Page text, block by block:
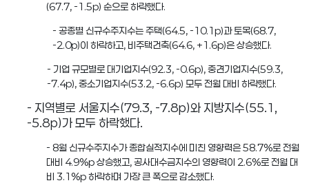
(67.7, -1.5p) 순으로 하락했다.
- 공종별 신규수주지수는 주택(64.5, -10.1p)과 토목(68.7,
-2.0p)이 하락하고, 비주택건축(64.6, +1.6p)은 상승했다.
- 기업 규모별로 대기업지수(92.3, -0.6p), 중견기업지수(59.3,
-7.4p), 중소기업지수(53.2, -6.6p) 모두 전월 대비 하락했다.
- 지역별로 서울지수(79.3, -7.8p)와 지방지수(55.1,
-5.8p)가 모두 하락했다.
- 8월 신규수주지수가 종합실적지수에 미친 영향력은 58.7%로 전월
대비 4.9%p 상승했고, 공사대수금지수의 영향력이 2.6%로 전월 대
비 3.1%p 하락하며 가장 큰 폭으로 감소했다.